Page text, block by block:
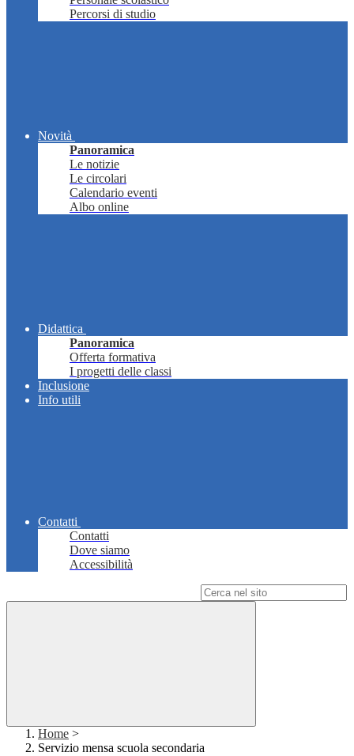
Percorsi di studio
Novità
Panoramica
Le notizie
Le circolari
Calendario eventi
Albo online
Didattica
Panoramica
Offerta formativa
I progetti delle classi
Inclusione
Info utili
Contatti
Contatti
Dove siamo
Accessibilità
Home >
Servizio mensa scuola secondaria